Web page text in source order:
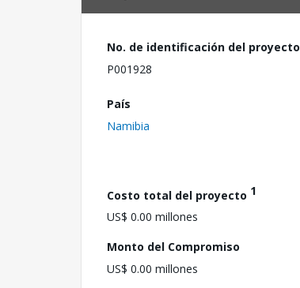
No. de identificación del proyecto
P001928
País
Namibia
Costo total del proyecto 1
US$ 0.00 millones
Monto del Compromiso
US$ 0.00 millones